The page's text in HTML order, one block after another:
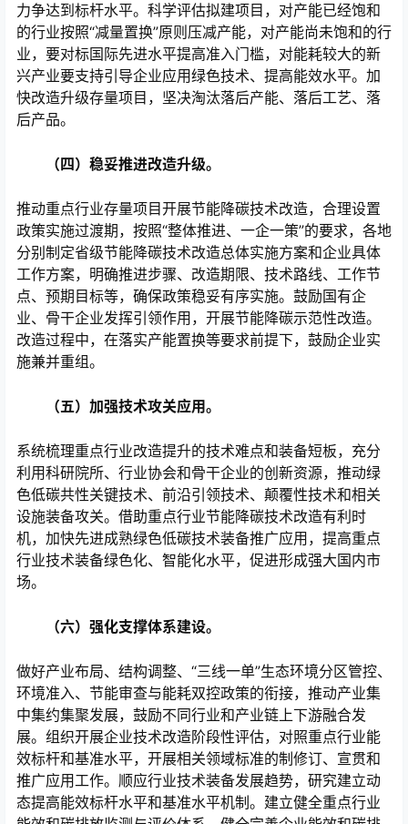
力争达到标杆水平。科学评估拟建项目，对产能已经饱和
的行业按照“减量置换”原则压减产能，对产能尚未饱和的行
业，要对标国际先进水平提高准入门槛，对能耗较大的新
兴产业要支持引导企业应用绿色技术、提高能效水平。加
快改造升级存量项目，坚决淘汰落后产能、落后工艺、落
后产品。
（四）稳妥推进改造升级。
推动重点行业存量项目开展节能降碳技术改造，合理设置
政策实施过渡期，按照“整体推进、一企一策”的要求，各地
分别制定省级节能降碳技术改造总体实施方案和企业具体
工作方案，明确推进步骤、改造期限、技术路线、工作节
点、预期目标等，确保政策稳妥有序实施。鼓励国有企
业、骨干企业发挥引领作用，开展节能降碳示范性改造。
改造过程中，在落实产能置换等要求前提下，鼓励企业实
施兼并重组。
（五）加强技术攻关应用。
系统梳理重点行业改造提升的技术难点和装备短板，充分
利用科研院所、行业协会和骨干企业的创新资源，推动绿
色低碳共性关键技术、前沿引领技术、颠覆性技术和相关
设施装备攻关。借助重点行业节能降碳技术改造有利时
机，加快先进成熟绿色低碳技术装备推广应用，提高重点
行业技术装备绿色化、智能化水平，促进形成强大国内市
场。
（六）强化支撑体系建设。
做好产业布局、结构调整、“三线一单”生态环境分区管控、
环境准入、节能审查与能耗双控政策的衔接，推动产业集
中集约集聚发展，鼓励不同行业和产业链上下游融合发
展。组织开展企业技术改造阶段性评估，对照重点行业能
效标杆和基准水平，开展相关领域标准的制修订、宣贯和
推广应用工作。顺应行业技术装备发展趋势，研究建立动
态提高能效标杆水平和基准水平机制。建立健全重点行业